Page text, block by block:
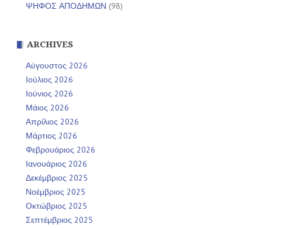
ΨΗΦΟΣ ΑΠΟΔΗΜΩΝ (98)
ARCHIVES
Αύγουστος 2026
Ιούλιος 2026
Ιούνιος 2026
Μάιος 2026
Απρίλιος 2026
Μάρτιος 2026
Φεβρουάριος 2026
Ιανουάριος 2026
Δεκέμβριος 2025
Νοέμβριος 2025
Οκτώβριος 2025
Σεπτέμβριος 2025